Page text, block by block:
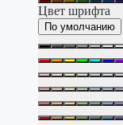
Цвет шрифта
По умолчанию